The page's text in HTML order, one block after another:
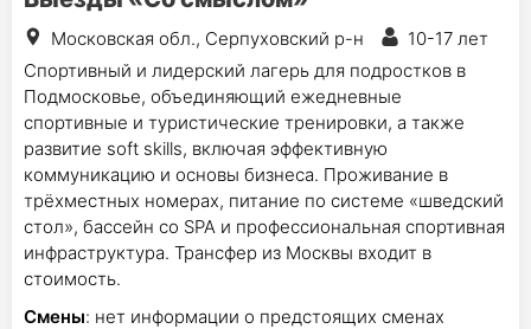
Московская обл., Серпуховский р-н
10-17 лет
Спортивный и лидерский лагерь для подростков в
Подмосковье, объединяющий ежедневные
спортивные и туристические тренировки, а также
развитие soft skills, включая эффективную
коммуникацию и основы бизнеса. Проживание в
трёхместных номерах, питание по системе «шведский
стол», бассейн со SPA и профессиональная спортивная
инфраструктура. Трансфер из Москвы входит в
стоимость.
Смены: нет информации о предстоящих сменах